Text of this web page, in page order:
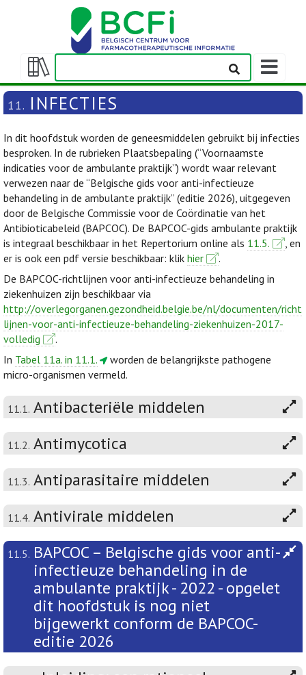
Weergeven/verbergen
inhoudstafel
11. INFECTIES
In dit hoofdstuk worden de geneesmiddelen gebruikt bij infecties
besproken. In de rubrieken Plaatsbepaling (“Voornaamste
indicaties voor de ambulante praktijk”) wordt waar relevant
verwezen naar de “Belgische gids voor anti-infectieuze
behandeling in de ambulante praktijk” (editie 2026), uitgegeven
door de Belgische Commissie voor de Coördinatie van het
Antibioticabeleid (BAPCOC). De BAPCOC-gids ambulante praktijk
is integraal beschikbaar in het Repertorium online als 11.5.
, en
er is ook een pdf versie beschikbaar: klik hier
.
De BAPCOC-richtlijnen voor anti-infectieuze behandeling in
ziekenhuizen zijn beschikbaar via
http://overlegorganen.gezondheid.belgie.be/nl/documenten/richt
lijnen-voor-anti-infectieuze-behandeling-ziekenhuizen-2017-
volledig
.
In Tabel 11a. in 11.1.
worden de belangrijkste pathogene
micro-organismen vermeld.
11.1. Antibacteriële middelen
11.2. Antimycotica
11.3. Antiparasitaire middelen
11.4. Antivirale middelen
11.5. BAPCOC – Belgische gids voor anti-
infectieuze behandeling in de
ambulante praktijk - 2022 - opgelet
dit hoofdstuk is nog niet
bijgewerkt conform de BAPCOC-
editie 2026